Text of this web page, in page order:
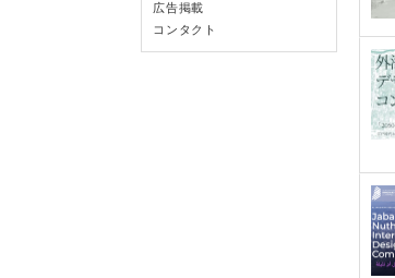
広告掲載
コンタクト